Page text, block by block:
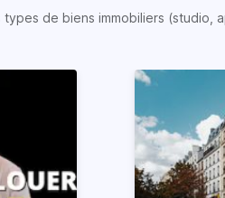
de biens immobiliers